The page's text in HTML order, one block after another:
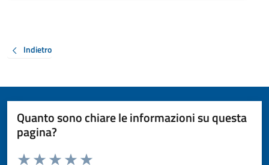
Indietro
Quanto sono chiare le informazioni su questa
pagina?
Valuta da 1 a 5 stelle la pagina